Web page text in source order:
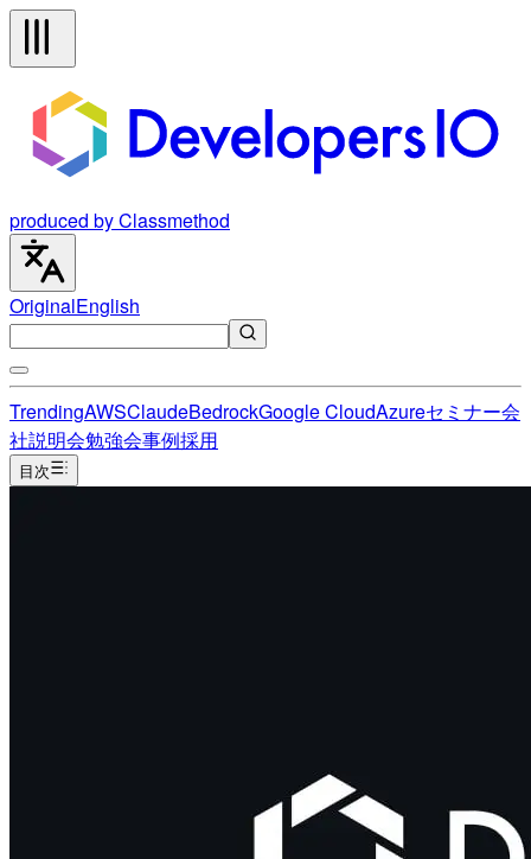
produced by Classmethod
OriginalEnglish
TrendingAWSClaudeBedrockGoogle CloudAzureセミナー会
社説明会勉強会事例採用
目次